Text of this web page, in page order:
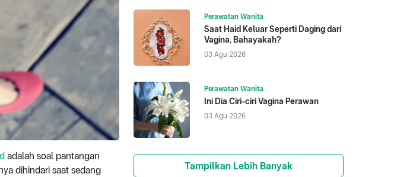
adalah soal pantangan
dihindari saat sedang
Perawatan Wanita
Saat Haid Keluar Seperti Daging dari
Vagina, Bahayakah?
03 Agu 2026
Perawatan Wanita
Ini Dia Ciri-ciri Vagina Perawan
03 Agu 2026
Tampilkan Lebih Banyak